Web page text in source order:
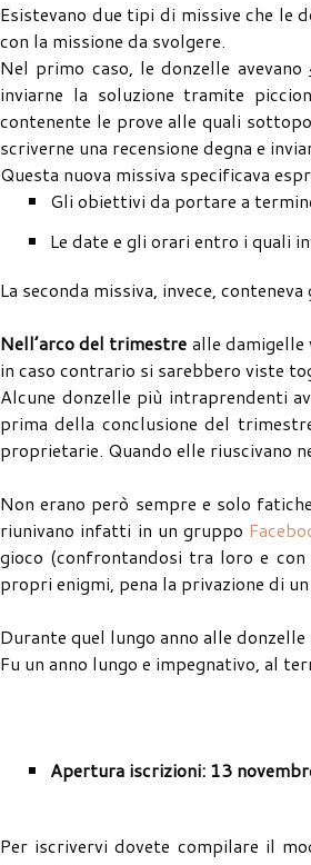
Esistevano due tipi di missive che le
con la missione da svolgere.
Nel primo caso, le donzelle avevano
inviarne la soluzione tramite
contenente le prove alle quali
scriverne una recensione degna e
Questa nuova missiva specificava
Gli obiettivi da portare a
Le date e gli orari entro i quali
La seconda missiva, invece,
Nell’arco del trimestre alle
in caso contrario si sarebbero viste
Alcune donzelle più intraprendenti
prima della conclusione del
proprietarie. Quando elle riuscivano
Non erano però sempre e solo
riunivano infatti in un gruppo
gioco (confrontandosi tra loro e
propri enigmi, pena la privazione di
Durante quel lungo anno alle
Fu un anno lungo e impegnativo, al
Apertura iscrizioni: 13
Per iscrivervi dovete compilare il